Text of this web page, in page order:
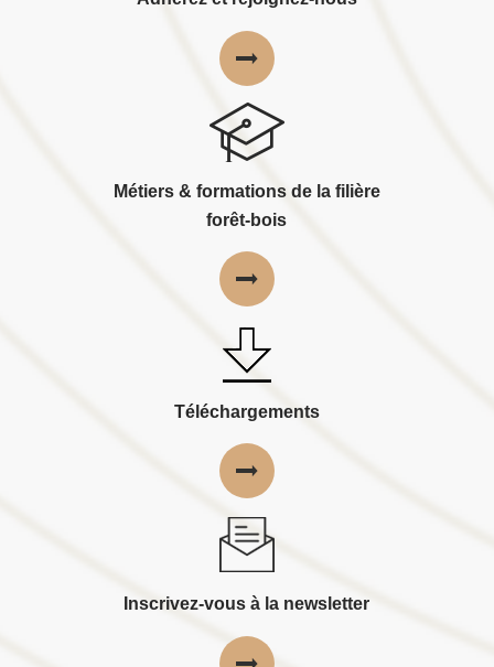
Métiers & formations de la filière
forêt-bois
Téléchargements
Inscrivez-vous à la newsletter